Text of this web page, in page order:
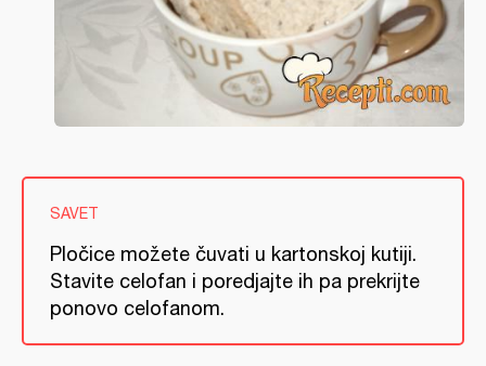
SAVET
Pločice možete čuvati u kartonskoj kutiji.
Stavite celofan i poredjajte ih pa prekrijte
ponovo celofanom.